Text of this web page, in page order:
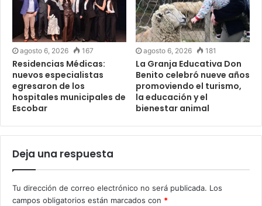
agosto 6, 2026 167
Residencias Médicas:
nuevos especialistas
egresaron de los
hospitales municipales de
Escobar
agosto 6, 2026 181
La Granja Educativa Don
Benito celebró nueve años
promoviendo el turismo,
la educación y el
bienestar animal
Deja una respuesta
Tu dirección de correo electrónico no será publicada. Los
campos obligatorios están marcados con *